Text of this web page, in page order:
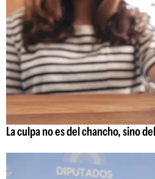
La culpa no es del chancho, sino